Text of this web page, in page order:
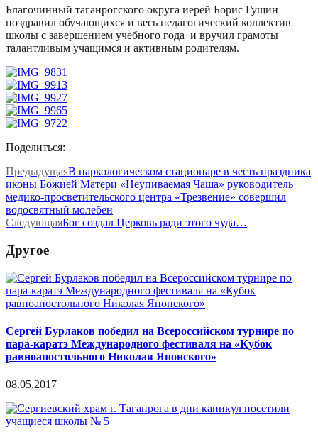
Благочинный таганрогского округа иерей Борис Гущин
поздравил обучающихся и весь педагогический коллектив
школы с завершением учебного года и вручил грамоты
талантливым учащимся и активным родителям.
Поделиться:
ПредыдущаяВ наркологическом стационаре в честь праздника
иконы Божией Матери «Неупиваемая Чаша» руководитель
медико-просветительского центра «Трезвение» совершил
водосвятный молебен
СледующаяБог создал Церковь ради этого чуда…
Другое
Сергей Бурлаков победил на Всероссийском турнире по
пара-каратэ Международного фестиваля на «Кубок
равноапостольного Николая Японского»
08.05.2017